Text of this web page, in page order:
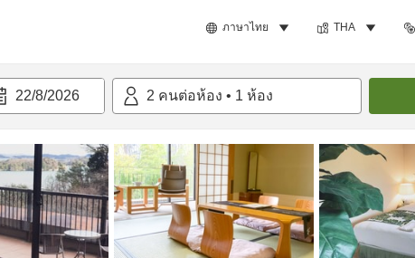
ภาษาไทย THA
22/8/2026 2 คนต่อห้อง • 1 ห้อง